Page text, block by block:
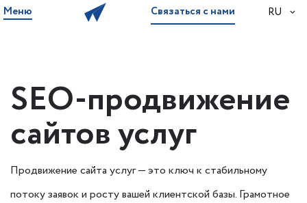
Меню Связаться с нами RU
SEO-продвижение
сайтов услуг
Продвижение сайта услуг — это ключ к стабильному
потоку заявок и росту вашей клиентской базы. Грамотное